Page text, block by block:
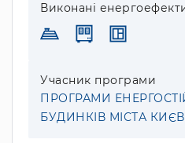
Виконані
Учасник програми
ПРОГРАМИ
БУДИНКІВ МІСТА